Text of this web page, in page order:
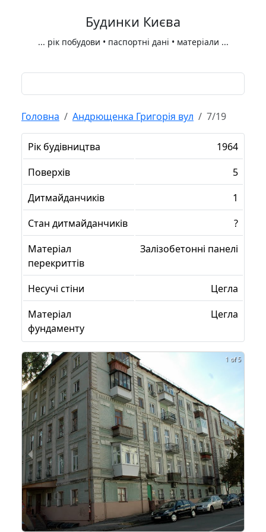
Будинки Києва
... рік побудови • паспортні дані • матеріали ...
Головна Андрющенка Григорія вул 7/19
Рік будівництва
1964
Поверхів
5
Дитмайданчиків
1
Стан дитмайданчиків
?
Матеріал
перекриттів
Залізобетонні панелі
Несучі стіни
Цегла
Матеріал
фундаменту
Цегла
1 of 5